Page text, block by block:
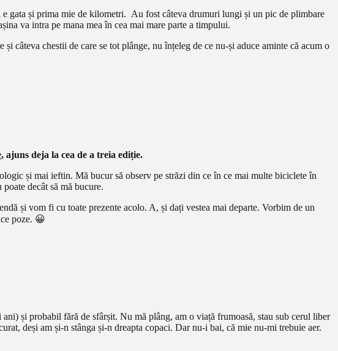
gata și prima mie de kilometri. Au fost câteva drumuri lungi și un pic de plimbare
va intra pe mana mea în cea mai mare parte a timpului.
câteva chestii de care se tot plânge, nu înțeleg de ce nu-și aduce aminte că acum o
, ajuns deja la cea de a treia ediție.
și mai ieftin. Mă bucur să observ pe străzi din ce în ce mai multe biciclete în
decât să mă bucure.
și vom fi cu toate prezente acolo. A, și dați vestea mai departe. Vorbim de un
poze. 😀
și probabil fără de sfârșit. Nu mă plâng, am o viață frumoasă, stau sub cerul liber
deși am și-n stânga și-n dreapta copaci. Dar nu-i bai, că mie nu-mi trebuie aer.